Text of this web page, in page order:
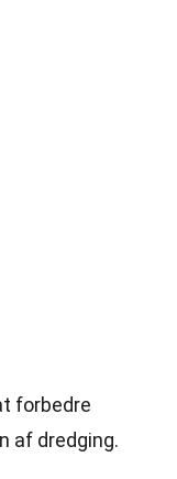
forbedre
af dredging.